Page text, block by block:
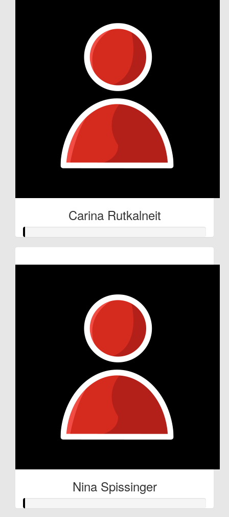
Carina Rutkalneit
Nina Spissinger